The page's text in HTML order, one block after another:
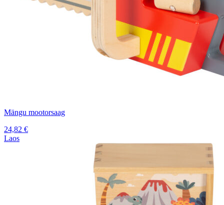
Mängu mootorsaag
24,82 €
Laos